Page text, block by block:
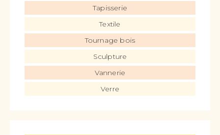
Tapisserie
Textile
Tournage bois
Sculpture
Vannerie
Verre